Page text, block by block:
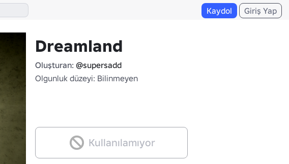
Kaydol Giriş Yap
Dreamland
Oluşturan: @supersadd
Olgunluk düzeyi: Bilinmeyen
Kullanılamıyor